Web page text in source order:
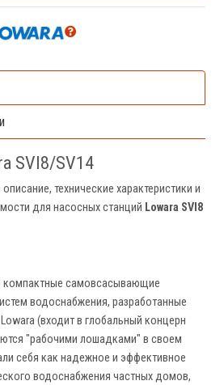
SVI8/SV14
технические характеристики и
для насосных станций Lowara SVI8
компактные самовсасывающие
водоснабжения, разработанные
(входит в глобальный концерн
"рабочими лошадками" в своем
себя как надежное и эффективное
водоснабжения частных домов,